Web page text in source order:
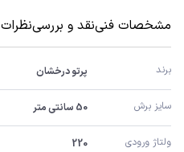
مشخصات فنینقد و بررسینظرات
برند پرتو درخشان
سایز برش 50 سانتی متر
ولتاژ ورودی 220